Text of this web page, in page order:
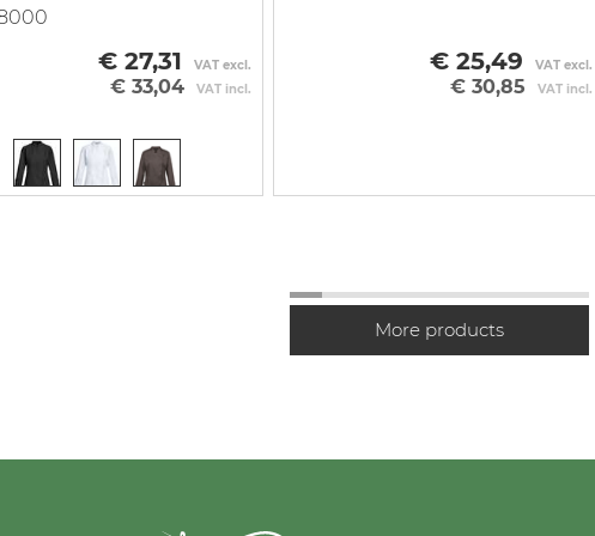
€ 27,31 VAT excl.
€ 33,04 VAT incl.
€ 25,49 VAT excl.
€ 30,85 VAT incl.